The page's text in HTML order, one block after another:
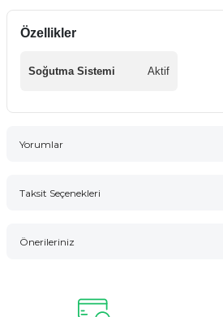
Özellikler
Soğutma Sistemi Aktif
Yorumlar
Taksit Seçenekleri
Önerileriniz
konularda yetersiz gördüğünüz